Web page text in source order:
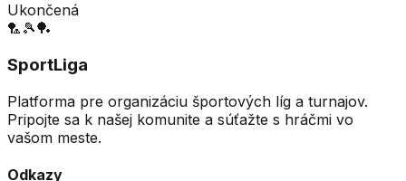
Ukončená
🏸 🎾🏓
SportLiga
Platforma pre organizáciu športových líg a turnajov.
Pripojte sa k našej komunite a súťažte s hráčmi vo
vašom meste.
Odkazy